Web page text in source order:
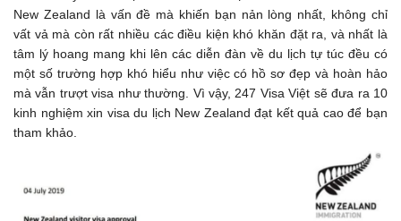
New Zealand là vấn đề mà khiến bạn nản lòng nhất, không chỉ
vất vả mà còn rất nhiều các điều kiện khó khăn đặt ra, và nhất là
tâm lý hoang mang khi lên các diễn đàn về du lịch tự túc đều có
một số trường hợp khó hiểu như việc có hồ sơ đẹp và hoàn hảo
mà vẫn trượt visa như thường. Vì vậy, 247 Visa Việt sẽ đưa ra 10
kinh nghiệm xin visa du lịch New Zealand đạt kết quả cao để bạn
tham khảo.